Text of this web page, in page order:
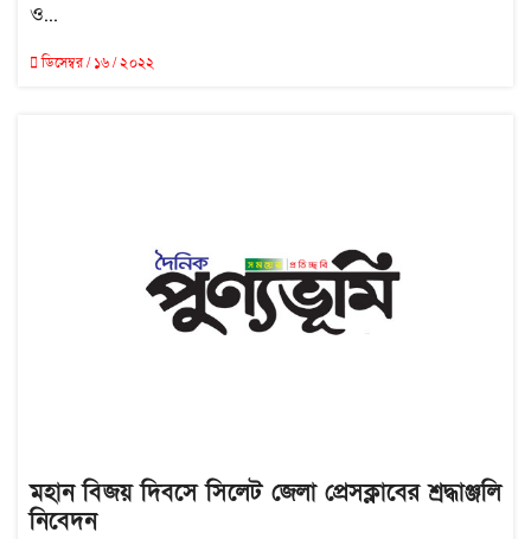
ও...
ডিসেম্বর / ১৬ / ২০২২
মহান বিজয় দিবসে সিলেট জেলা প্রেসক্লাবের শ্রদ্ধাঞ্জলি
নিবেদন